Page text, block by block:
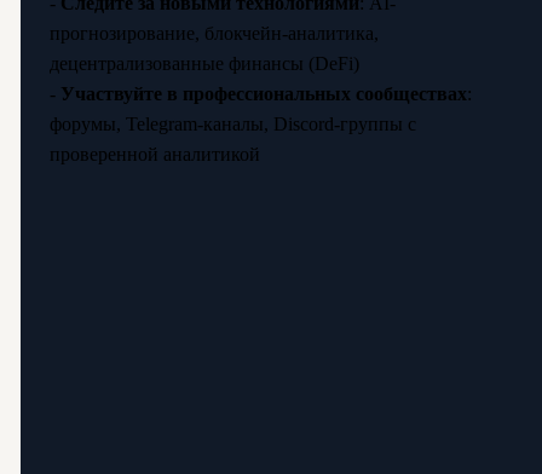
прогнозирование, блокчейн-аналитика,
децентрализованные финансы (DeFi)
- Участвуйте в профессиональных сообществах:
форумы, Telegram-каналы, Discord-группы с
проверенной аналитикой